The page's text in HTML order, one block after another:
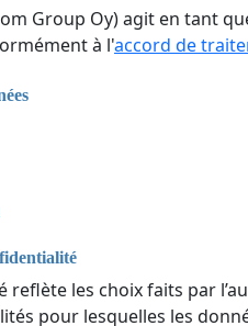
Group Oy) agit en tant
à l'accord de
les choix faits par
pour lesquelles les